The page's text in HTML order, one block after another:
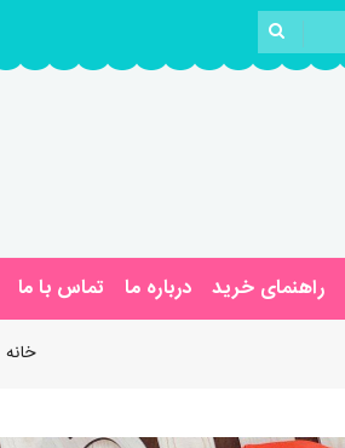
راهنمای خرید درباره ما تماس با ما
خانه